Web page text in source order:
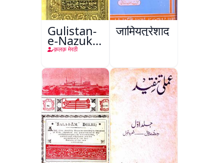
Gulistan-
e-Nazuk
Khayal
क़लक़ मेरठी
जामियतुर्रशाद